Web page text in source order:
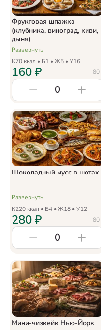
Фруктовая шпажка
(клубника, виноград, киви,
дыня)
Развернуть
К70 ккал • Б1 • Ж5 • У16
80
160₽
0
Шоколадный мусс в шотах
Развернуть
К220 ккал • Б4 • Ж18 • У12
80
280₽
0
Мини-чизкейк Нью-Йорк